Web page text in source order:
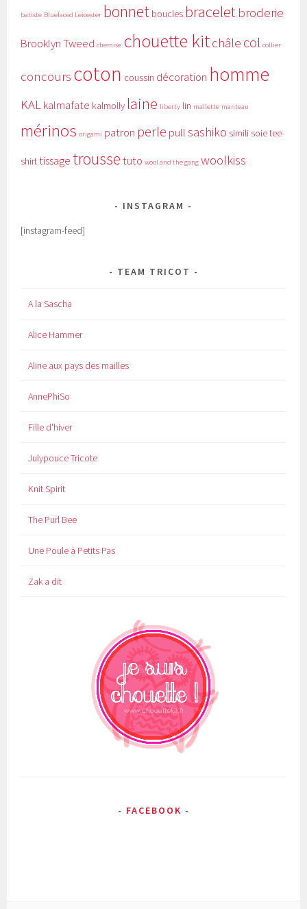
batiste Bluefaced Leicester bonnet boucles bracelet broderie
Brooklyn Tweed chemise chouette kitchâle col collier
concours coton coussin décoration homme
KALkalmafate kalmolly laine liberty lin mallette manteau
mérinos origami patron perle pull sashiko simili soietee-
shirt tissage trousse tuto wool and the gang woolkiss
INSTAGRAM
[instagram-feed]
TEAM TRICOT
A la Sascha
Alice Hammer
Aline aux pays des mailles
AnnePhiSo
Fille d'hiver
Julypouce Tricote
Knit Spirit
The Purl Bee
Une Poule à Petits Pas
Zak a dit
FACEBOOK